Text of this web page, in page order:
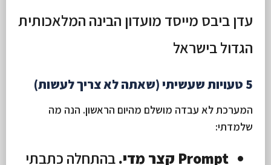
עדן ביבס מייסד מועדון הבינה המלאכותית
הגדול בישראל
5 טעויות שעשיתי (שאתה לא צריך לעשות)
המערכת לא עבדה מושלם מהיום הראשון. הנה מה
שלמדתי:
Prompt קצר מדי. בהתחלה כתבתי